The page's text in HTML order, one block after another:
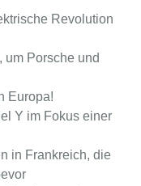
Revolution
um Porsche und
Europa!
Y im Fokus einer
in Frankreich, die